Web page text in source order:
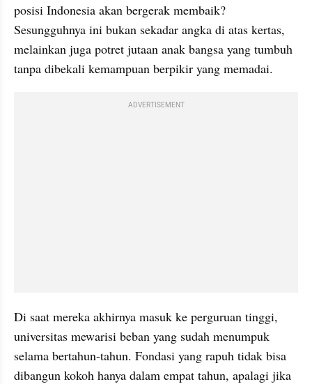
posisi Indonesia akan bergerak membaik?
Sesungguhnya ini bukan sekadar angka di atas kertas,
melainkan juga potret jutaan anak bangsa yang tumbuh
tanpa dibekali kemampuan berpikir yang memadai.
ADVERTISEMENT
Di saat mereka akhirnya masuk ke perguruan tinggi,
universitas mewarisi beban yang sudah menumpuk
selama bertahun-tahun. Fondasi yang rapuh tidak bisa
dibangun kokoh hanya dalam empat tahun, apalagi jika